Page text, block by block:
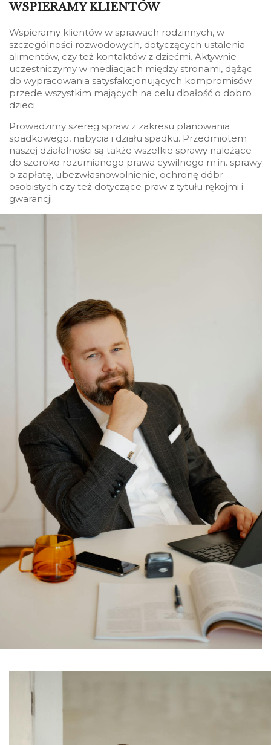
WSPIERAMY KLIENTÓW
Wspieramy klientów w sprawach rodzinnych, w
szczególności rozwodowych, dotyczących ustalenia
alimentów, czy też kontaktów z dziećmi. Aktywnie
uczestniczymy w mediacjach między stronami, dążąc
do wypracowania satysfakcjonujących kompromisów
przede wszystkim mających na celu dbałość o dobro
dzieci.
Prowadzimy szereg spraw z zakresu planowania
spadkowego, nabycia i działu spadku. Przedmiotem
naszej działalności są także wszelkie sprawy należące
do szeroko rozumianego prawa cywilnego m.in. sprawy
o zapłatę, ubezwłasnowolnienie, ochronę dóbr
osobistych czy też dotyczące praw z tytułu rękojmi i
gwarancji.